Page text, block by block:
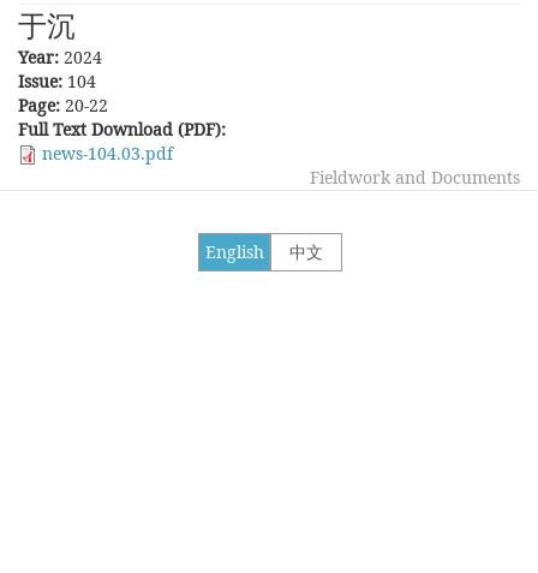
于沉
Year: 2024
Issue: 104
Page: 20-22
Full Text Download (PDF):
news-104.03.pdf
Fieldwork and Documents
中文
English